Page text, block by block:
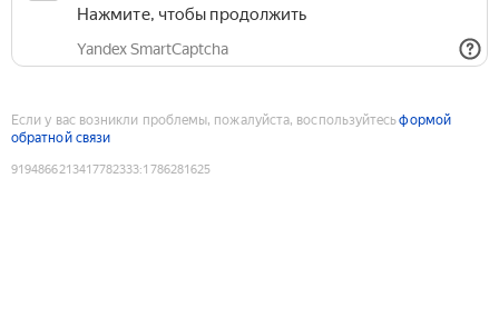
Нажмите, чтобы продолжить
Yandex SmartCaptcha
Если у вас возникли проблемы, пожалуйста, воспользуйтесьформой
обратной связи
9194866213417782333:1786281625